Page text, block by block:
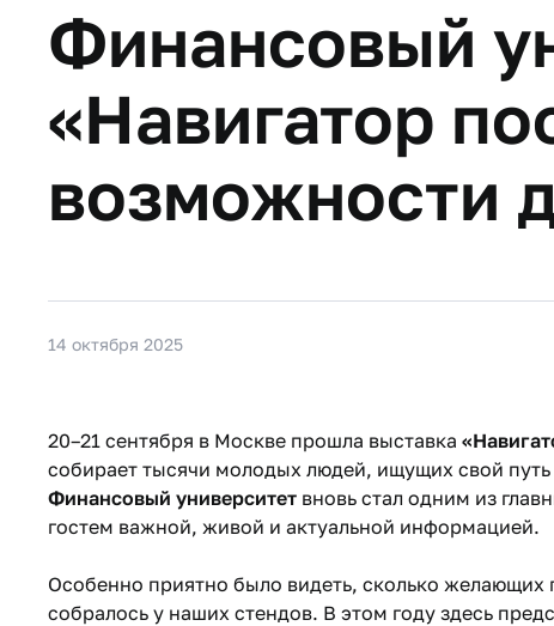
Финансовый
«Навигатор
возможности
14 октября 2025
20–21 сентября в Москве прошла выставка
собирает тысячи молодых людей, ищущих свой
Финансовый университет вновь стал одним из
гостем важной, живой и актуальной информацией.
Особенно приятно было видеть, сколько желающих
собралось у наших стендов. В этом году здесь